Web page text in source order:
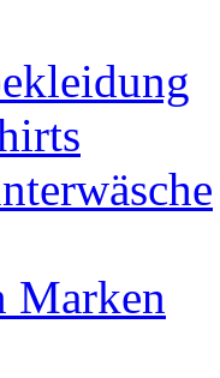
Marken